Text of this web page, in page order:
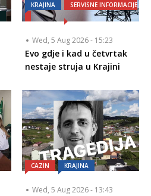
KRAJINA SERVISNE INFORMACIJE
Wed, 5 Aug 2026 - 15:23
Evo gdje i kad u četvrtak
nestaje struja u Krajini
CAZIN KRAJINA
Wed, 5 Aug 2026 - 13:43